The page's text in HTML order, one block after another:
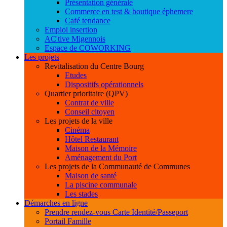
Présentation générale
Commerce en test & boutique éphemere
Café tendance
Emploi insertion
AC'tive Migennois
Espace de COWORKING
Les projets
Revitalisation du Centre Bourg
Etudes
Dispositifs opérationnels
Quartier prioritaire (QPV)
Contrat de ville
Conseil citoyen
Les projets de la ville
Cinéma
Hôtel Restaurant
Maison de la Mémoire
Aménagement du Port
Les projets de la Communauté de Communes
Maison de santé
La piscine communale
Les stades
Démarches en ligne
Prendre rendez-vous Carte Identité/Passeport
Portail Famille